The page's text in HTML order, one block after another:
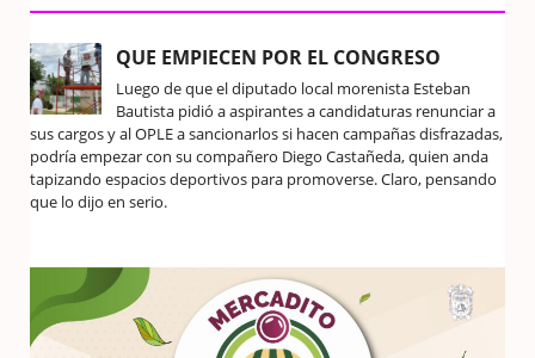
QUE EMPIECEN POR EL CONGRESO
Luego de que el diputado local morenista Esteban
Bautista pidió a aspirantes a candidaturas renunciar a
sus cargos y al OPLE a sancionarlos si hacen campañas disfrazadas,
podría empezar con su compañero Diego Castañeda, quien anda
tapizando espacios deportivos para promoverse. Claro, pensando
que lo dijo en serio.